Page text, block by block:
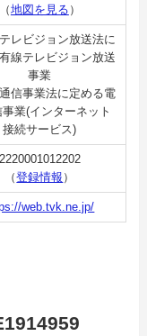
（地図を見る ）
レビジョン放送法に
線テレビジョン放送
事業
信事業法に定める電
業(インターネット
接続サービス)
2220001012202
（登録情報 ）
web.tvk.ne.jp/